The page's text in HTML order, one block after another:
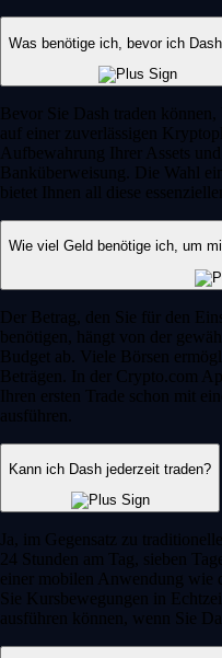
Was benötige ich, bevor ich
Bevor Sie Dash traden
auf einer zuverlässigen
Aufbewahrung Ihrer Assets
Banküberweisung. Die Wahl
bietet Ihnen all diese
Wie viel Geld benötige ich, um
Der Betrag, den Sie für den
benötigen, hängt von der
Budget ab. Viele Börsen
Beträgen. In der Crypto.com
Ihren ersten Trade schon mit
ausführen.
Kann ich Dash jederzeit traden?
Ja, im Gegensatz zu
24 Stunden am Tag, sieben
einer mobilen Anwendung wie
Sie Kursbewegungen in
ausführen können, wenn Sie